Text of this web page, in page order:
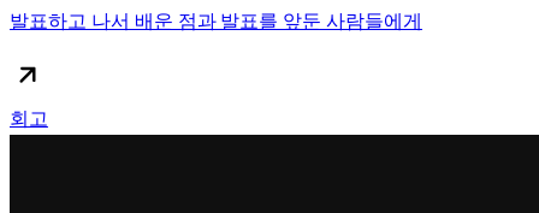
발표하고 나서 배운 점과 발표를 앞둔 사람들에게
회고